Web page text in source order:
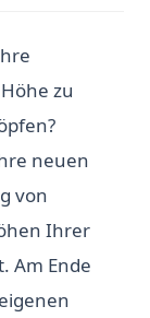
zu
neuen
von
Ihrer
Am Ende